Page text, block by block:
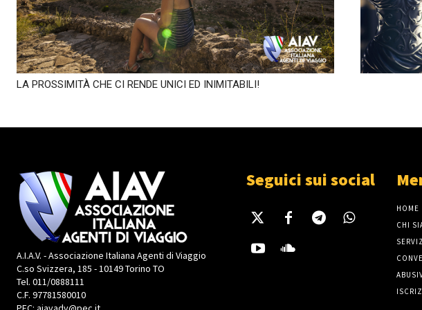
LA PROSSIMITÀ CHE CI RENDE UNICI ED INIMITABILI!
A.I.A.V. - Associazione Italiana Agenti di Viaggio
C.so Svizzera, 185 - 10149 Torino TO
Tel. 011/0888111
C.F. 97781580010
Seguici sui social
HOME
CHI